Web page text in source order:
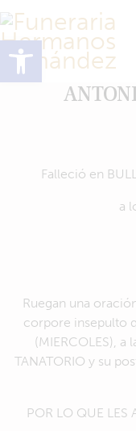
Falleció en
a
Ruegan una
corpore insepulto
(MIERCOLES), a
TANATORIO y su
POR LO QUE LES
Abrir barra de herramientas